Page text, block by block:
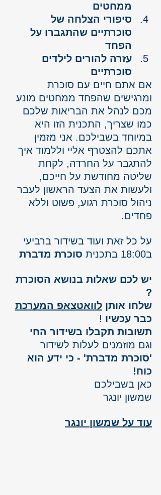
ממחטים
סיפורי הצלחה של
סוכרתיים שהתגברו על
הפחד
עזרה להורים לילדים
סוכרתיים
אם אתם חיים עם סוכרת
ומרגישים שהפחד ממחטים מונע
מכם לנהל את הבריאות שלכם
כמו שצריך, התכנית הזו היא
במיוחד בשבילכם. אני מזמין
אתכם להצטרף אליי וללמוד איך
להתגבר על החרדה, לקחת
שליטה מחודשת על חייכם,
ולעשות את הצעד הראשון לעבר
ניהול סוכרת רגוע, פשוט וללא
פחדים.
על כל זאת ועוד בשידור ברביעי
ב18:00 בתכנית
סוכרת מדברת
יש לכם שאלות בנושא הסוכרת
?
שלחו אותן לוואטצאפ המערכת
כבר עכשיו !
תשובות תקבלו בשידור החי
וגם מוזמנים לעלות לשידור
'סוכרת מדברת' - כי ידע הוא
כוח!
כאן בשבילכם
שמשון יונגר
עוד על שמשון יונגר